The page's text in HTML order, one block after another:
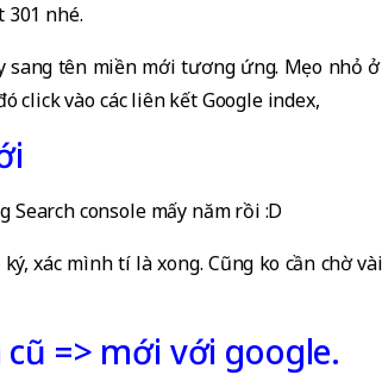
nhé.
sang tên miền mới tương ứng. Mẹo nhỏ
click vào các liên kết Google index,
console mấy năm rồi :D
xác mình tí là xong. Cũng ko cần chờ
=> mới với google.